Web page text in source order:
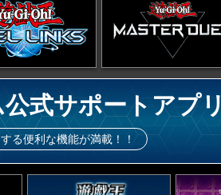
式サポートアプリ
る便利な機能が満載！！